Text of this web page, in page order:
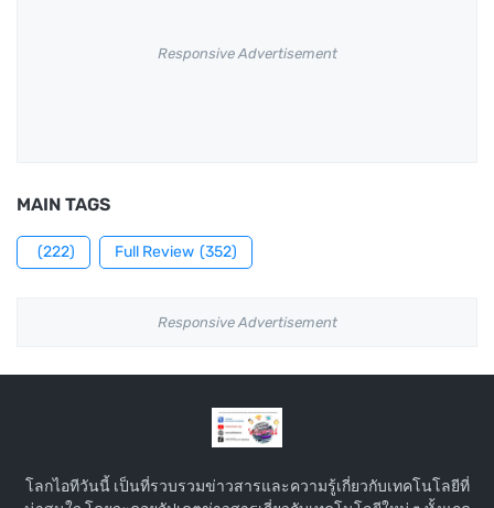
Responsive Advertisement
MAIN TAGS
(222) Full Review (352)
Responsive Advertisement
โลกไอทีวันนี้ เป็นที่รวบรวมข่าวสารและความรู้เกี่ยวกับเทคโนโลยีที่